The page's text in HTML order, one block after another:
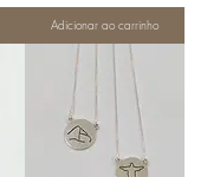
Adicionar ao carrinho